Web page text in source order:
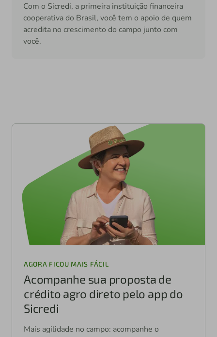
Com o Sicredi, a primeira instituição financeira
cooperativa do Brasil, você tem o apoio de quem
acredita no crescimento do campo junto com
você.
AGORA FICOU MAIS FÁCIL
Acompanhe sua proposta de
crédito agro direto pelo app do
Sicredi
Mais agilidade no campo: acompanhe o